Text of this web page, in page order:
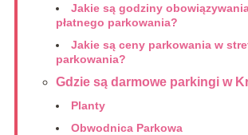
Jakie są godziny
płatnego parkowania?
Jakie są ceny parkowania w
parkowania?
Gdzie są darmowe parkingi w
Planty
Obwodnica Parkowa